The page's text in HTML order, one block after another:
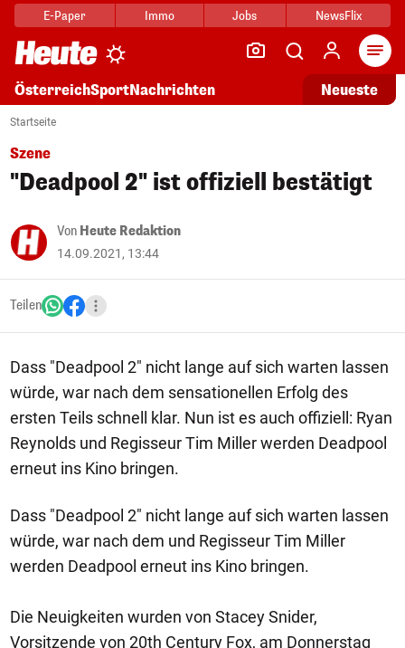
E-Paper Immo Jobs NewsFlix
ÖsterreichSportNachrichten Neueste
Startseite
Szene
"Deadpool 2" ist offiziell bestätigt
Von Heute Redaktion
14.09.2021, 13:44
Teilen
Dass "Deadpool 2" nicht lange auf sich warten lassen
würde, war nach dem sensationellen Erfolg des
ersten Teils schnell klar. Nun ist es auch offiziell: Ryan
Reynolds und Regisseur Tim Miller werden Deadpool
erneut ins Kino bringen.
Dass "Deadpool 2" nicht lange auf sich warten lassen
würde, war nach dem und Regisseur Tim Miller
werden Deadpool erneut ins Kino bringen.
Die Neuigkeiten wurden von Stacey Snider,
Vorsitzende von 20th Century Fox, am Donnerstag